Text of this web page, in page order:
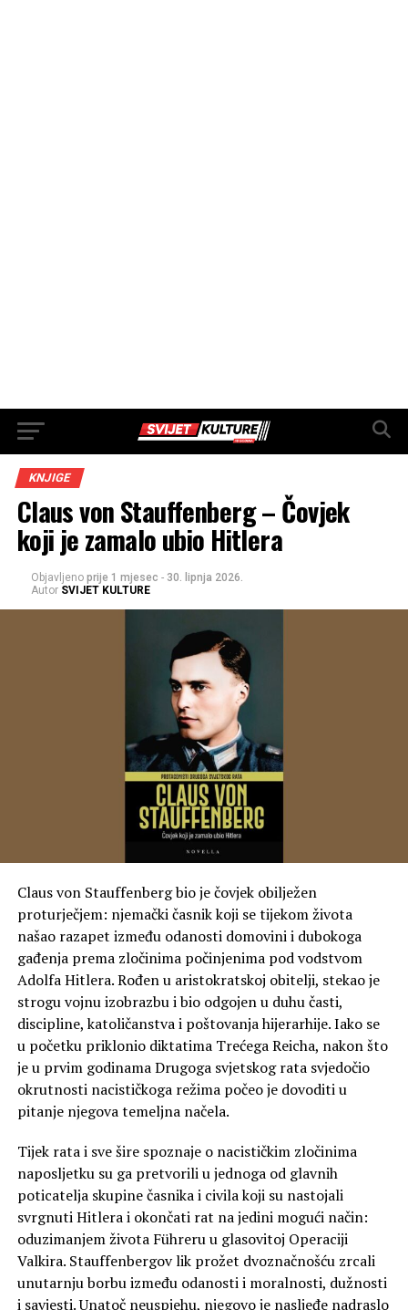
KNJIGE
Claus von Stauffenberg – Čovjek
koji je zamalo ubio Hitlera
Objavljeno prije 1 mjesec - 30. lipnja 2026.
Autor SVIJET KULTURE
Claus von Stauffenberg bio je čovjek obilježen
proturječjem: njemački časnik koji se tijekom života
našao razapet između odanosti domovini i dubokoga
gađenja prema zločinima počinjenima pod vodstvom
Adolfa Hitlera. Rođen u aristokratskoj obitelji, stekao je
strogu vojnu izobrazbu i bio odgojen u duhu časti,
discipline, katoličanstva i poštovanja hijerarhije. Iako se
u početku priklonio diktatima Trećega Reicha, nakon što
je u prvim godinama Drugoga svjetskog rata svjedočio
okrutnosti nacističkoga režima počeo je dovoditi u
pitanje njegova temeljna načela.
Tijek rata i sve šire spoznaje o nacističkim zločinima
naposljetku su ga pretvorili u jednoga od glavnih
poticatelja skupine časnika i civila koji su nastojali
svrgnuti Hitlera i okončati rat na jedini mogući način:
oduzimanjem života Führeru u glasovitoj Operaciji
Valkira. Stauffenbergov lik prožet dvoznačnošću zrcali
unutarnju borbu između odanosti i moralnosti, dužnosti
i savjesti. Unatoč neuspjehu, njegovo je nasljeđe nadraslo